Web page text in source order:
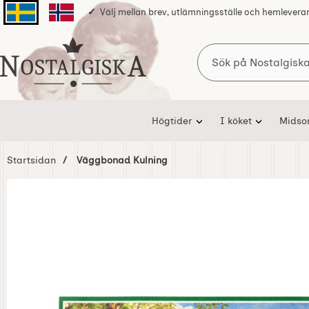
Svenska sidanNorska sidan
Välj mellan brev, utlämningsställe och
Startsidan för Nostalgiska
Sök
Högtider I köket
Startsidan Väggbonad Kulning